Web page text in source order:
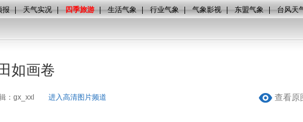
报 | 天气实况 | 四季旅游 | 生活气象 | 行业气象 | 气象影视 | 东盟气象 | 台风天
如画卷
：gx_xxl 进入高清图片频道 查看原